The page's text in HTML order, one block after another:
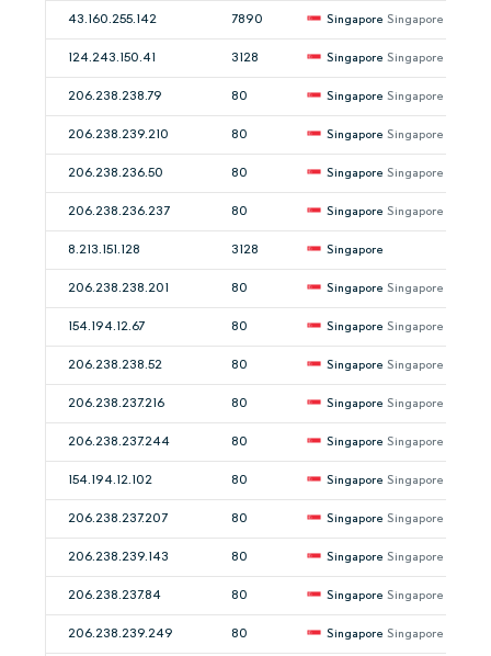
43.160.255.142 7890 Singapore Singapore
124.243.150.41 3128 Singapore Singapore
206.238.238.79 80 Singapore Singapore
206.238.239.210 80 Singapore Singapore
206.238.236.50 80 Singapore Singapore
206.238.236.237 80 Singapore Singapore
8.213.151.128 3128 Singapore
206.238.238.201 80 Singapore Singapore
154.194.12.67 80 Singapore Singapore
206.238.238.52 80 Singapore Singapore
206.238.237.216 80 Singapore Singapore
206.238.237.244 80 Singapore Singapore
154.194.12.102 80 Singapore Singapore
206.238.237.207 80 Singapore Singapore
206.238.239.143 80 Singapore Singapore
206.238.237.84 80 Singapore Singapore
206.238.239.249 80 Singapore Singapore